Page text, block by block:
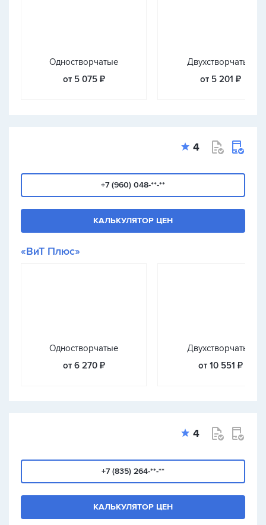
Одностворчатые
от 5 075 ₽
Двухстворчатые
от 5 201 ₽
4
+7 (960) 048-**-**
КАЛЬКУЛЯТОР ЦЕН
«ВиТ Плюс»
Одностворчатые
от 6 270 ₽
Двухстворчатые
от 10 551 ₽
4
+7 (835) 264-**-**
КАЛЬКУЛЯТОР ЦЕН